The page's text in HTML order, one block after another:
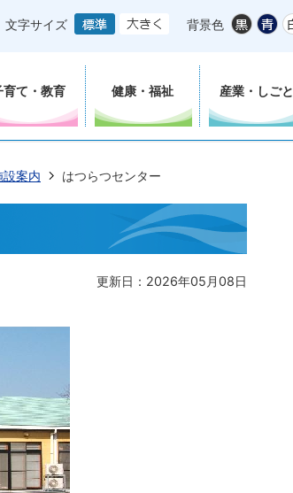
文字サイズ
背景色
育て・教育 健康・福祉 産業・しごと
設案内 はつらつセンター
更新日：2026年05月08日